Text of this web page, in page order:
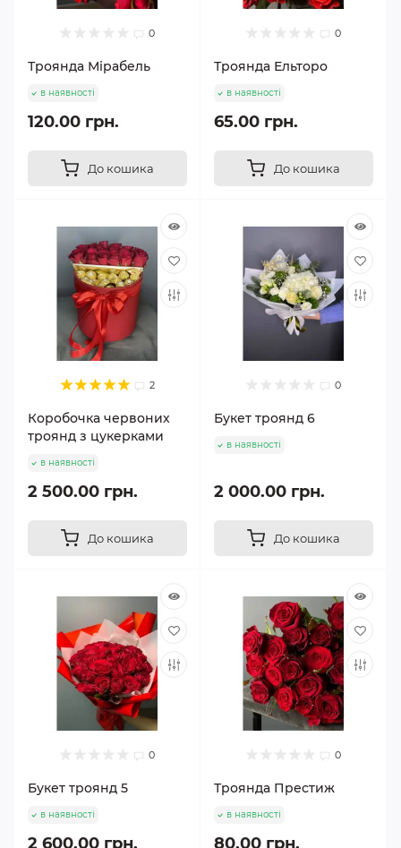
0
Троянда Мірабель
в наявності
120.00 грн.
До кошика
0
Троянда Ельторо
в наявності
65.00 грн.
До кошика
2
Коробочка червоних
троянд з цукерками
в наявності
2 500.00 грн.
До кошика
0
Букет троянд 6
в наявності
2 000.00 грн.
До кошика
0
Букет троянд 5
в наявності
2 600.00 грн.
0
Троянда Престиж
в наявності
80.00 грн.